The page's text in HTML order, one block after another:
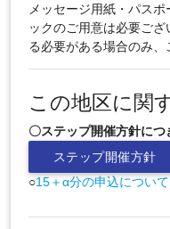
メッセージ用紙・パス
ックのご用意は必要ご
る必要がある場合のみ、
この地区に関
〇ステップ開催方針につ
ステップ開催方針
○15＋α分の申込について